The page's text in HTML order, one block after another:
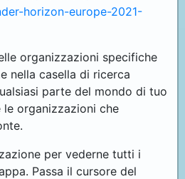
horizon-europe-2021-
organizzazioni specifiche
nella casella di ricerca
parte del mondo di tuo
organizzazioni che
per vederne tutti i
Passa il cursore del